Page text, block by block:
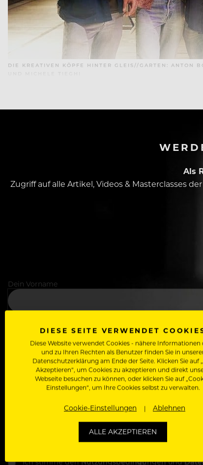
DIE KREATIVEN KÖPFE HINTER GLEIS//GARTEN: ANTON
Als
Zugriff auf alle Artikel, Videos & Masterclasses
Dein Vorname
In welchem Bereich arbeitest du
Deine E-Mail Adresse
Ich stimme denNutzungsbedingungenund
DIESE SEITE VERWENDET
Diese Website verwendet Cookies - nähere Informationen
und zu Ihren Rechten als Benutzer finden Sie in
Datenschutzerklärung am Ende der Seite. Klicken Sie auf
Akzeptieren“, um Cookies zu akzeptieren und direkt
Webseite besuchen zu können, oder klicken Sie auf
Einstellungen“, um Ihre Cookies selbst zu verwalten.
Cookie-Einstellungen Ablehnen
ALLE AKZEPTIEREN